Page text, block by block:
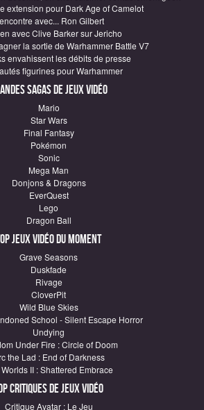
extension pour Dark Age of Camelot
avec... Ron Gilbert
avec Clive Barker sur Jericho
la sortie de Warhammer Battle V7
envahissent les débits de presse
figurines pour Warhammer
sagas de Jeux vidéo
Mario
Star Wars
Final Fantasy
Pokémon
Sonic
Mega Man
Donjons & Dragons
EverQuest
Lego
Dragon Ball
Jeux vidéo du moment
Grave Seasons
Duskfade
Rivage
CloverPit
Wild Blue Skies
School - Silent Escape Horror
Undying
Under Fire : Circle of Doom
the Lad : End of Darkness
II : Shattered Embrace
critiques de Jeux vidéo
Critique Avatar : Le Jeu